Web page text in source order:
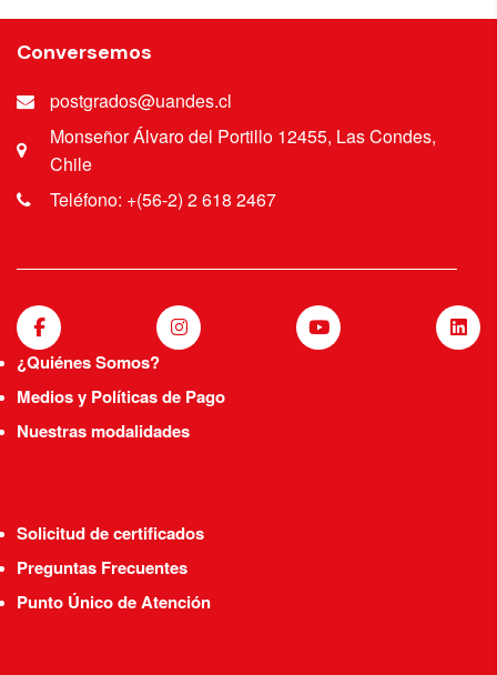
Conversemos
postgrados@uandes.cl
Monseñor Álvaro del Portillo 12455, Las Condes,
Chile
Teléfono: +(56-2) 2 618 2467
¿Quiénes Somos?
Medios y Políticas de Pago
Nuestras modalidades
Solicitud de certificados
Preguntas Frecuentes
Punto Único de Atención